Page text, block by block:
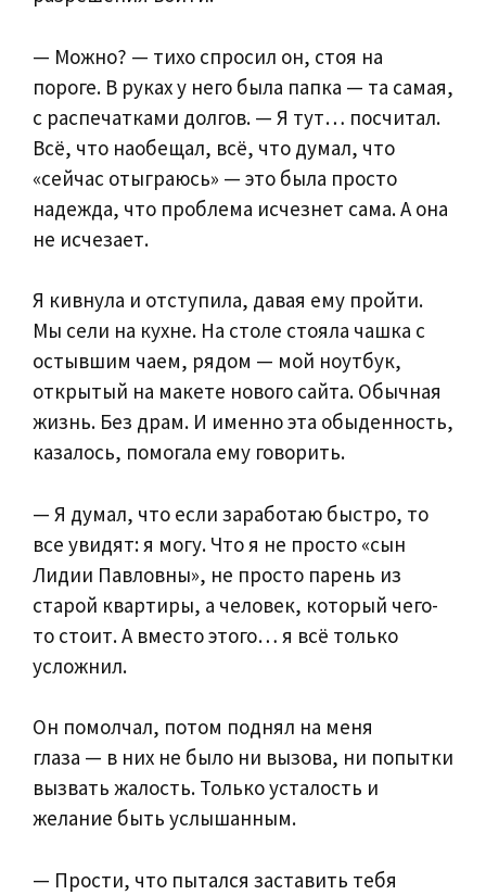
— Можно? — тихо спросил он, стоя на
пороге. В руках у него была папка — та самая,
с распечатками долгов. — Я тут… посчитал.
Всё, что наобещал, всё, что думал, что
«сейчас отыграюсь» — это была просто
надежда, что проблема исчезнет сама. А она
не исчезает.
Я кивнула и отступила, давая ему пройти.
Мы сели на кухне. На столе стояла чашка с
остывшим чаем, рядом — мой ноутбук,
открытый на макете нового сайта. Обычная
жизнь. Без драм. И именно эта обыденность,
казалось, помогала ему говорить.
— Я думал, что если заработаю быстро, то
все увидят: я могу. Что я не просто «сын
Лидии Павловны», не просто парень из
старой квартиры, а человек, который чего-
то стоит. А вместо этого… я всё только
усложнил.
Он помолчал, потом поднял на меня
глаза — в них не было ни вызова, ни попытки
вызвать жалость. Только усталость и
желание быть услышанным.
— Прости, что пытался заставить тебя